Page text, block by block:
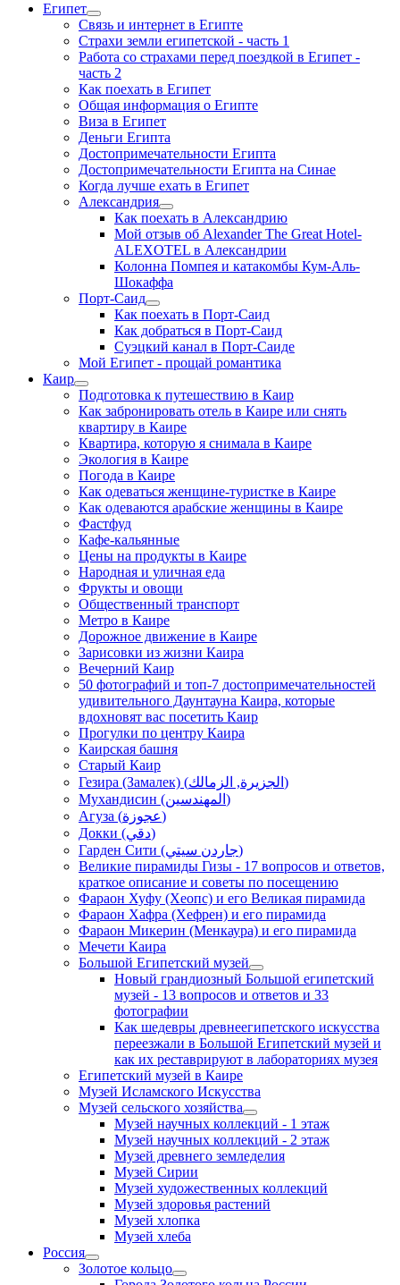
Египет
Связь и интернет в Египте
Страхи земли египетской - часть 1
Работа со страхами перед поездкой в Египет -
часть 2
Как поехать в Египет
Общая информация о Египте
Виза в Египет
Деньги Египта
Достопримечательности Египта
Достопримечательности Египта на Синае
Когда лучше ехать в Египет
Александрия
Как поехать в Александрию
Мой отзыв об Alexander The Great Hotel-
ALEXOTEL в Александрии
Колонна Помпея и катакомбы Кум-Аль-
Шокаффа
Порт-Саид
Как поехать в Порт-Саид
Как добраться в Порт-Саид
Суэцкий канал в Порт-Саиде
Мой Египет - прощай романтика
Каир
Подготовка к путешествию в Каир
Как забронировать отель в Каире или снять
квартиру в Каире
Квартира, которую я снимала в Каире
Экология в Каире
Погода в Каире
Как одеваться женщине-туристке в Каире
Как одеваются арабские женщины в Каире
Фастфуд
Кафе-кальянные
Цены на продукты в Каире
Народная и уличная еда
Фрукты и овощи
Общественный транспорт
Метро в Каире
Дорожное движение в Каире
Зарисовки из жизни Каира
Вечерний Каир
50 фотографий и топ-7 достопримечательностей
удивительного Даунтауна Каира, которые
вдохновят вас посетить Каир
Прогулки по центру Каира
Каирская башня
Старый Каир
Гезира (Замалек) (الجزيرة, الزمالك)
Мухандисин (المهندسين)
Агуза (عجوزة)
Докки (دقي)
Гарден Сити (جاردن سيتي)
Великие пирамиды Гизы - 17 вопросов и ответов,
краткое описание и советы по посещению
Фараон Хуфу (Хеопс) и его Великая пирамида
Фараон Хафра (Хефрен) и его пирамида
Фараон Микерин (Менкаура) и его пирамида
Мечети Каира
Большой Египетский музей
Новый грандиозный Большой египетский
музей - 13 вопросов и ответов и 33
фотографии
Как шедевры древнеегипетского искусства
переезжали в Большой Египетский музей и
как их реставрируют в лабораториях музея
Египетский музей в Каире
Музей Исламского Искусства
Музей сельского хозяйства
Музей научных коллекций - 1 этаж
Музей научных коллекций - 2 этаж
Музей древнего земледелия
Музей Сирии
Музей художественных коллекций
Музей здоровья растений
Музей хлопка
Музей хлеба
Россия
Золотое кольцо